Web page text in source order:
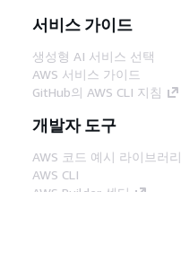
서비스 가이드
생성형 AI 서비스 선택
AWS 서비스 가이드
GitHub의 AWS CLI 지침
개발자 도구
AWS 코드 예시 라이브러리
AWS CLI
AWS Builder 센터